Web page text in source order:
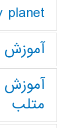
planet
آموزش MATLAB
آموزش
متلب